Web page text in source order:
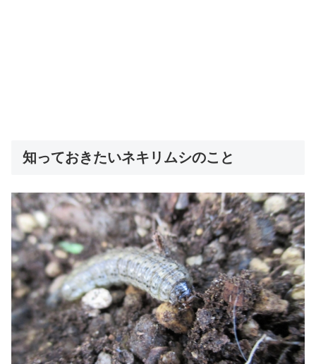
知っておきたいネキリムシのこと